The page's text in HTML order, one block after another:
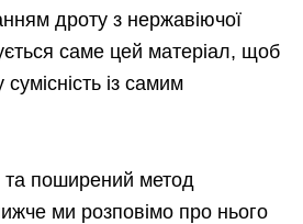
дроту з нержавіючої
саме цей матеріал, щоб
із самим
та поширений метод
ми розповімо про нього